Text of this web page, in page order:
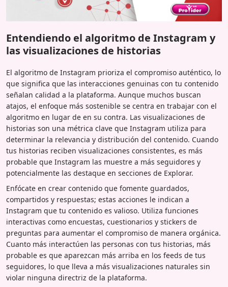
Entendiendo el algoritmo de Instagram y
las visualizaciones de historias
El algoritmo de Instagram prioriza el compromiso auténtico, lo
que significa que las interacciones genuinas con tu contenido
señalan calidad a la plataforma. Aunque muchos buscan
atajos, el enfoque más sostenible se centra en trabajar con el
algoritmo en lugar de en su contra. Las visualizaciones de
historias son una métrica clave que Instagram utiliza para
determinar la relevancia y distribución del contenido. Cuando
tus historias reciben visualizaciones consistentes, es más
probable que Instagram las muestre a más seguidores y
potencialmente las destaque en secciones de Explorar.
Enfócate en crear contenido que fomente guardados,
compartidos y respuestas; estas acciones le indican a
Instagram que tu contenido es valioso. Utiliza funciones
interactivas como encuestas, cuestionarios y stickers de
preguntas para aumentar el compromiso de manera orgánica.
Cuanto más interactúen las personas con tus historias, más
probable es que aparezcan más arriba en los feeds de tus
seguidores, lo que lleva a más visualizaciones naturales sin
violar ninguna directriz de la plataforma.